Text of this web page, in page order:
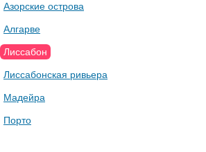
Азорские острова
Алгарве
Лиссабон
Лиссабонская ривьера
Мадейра
Порто